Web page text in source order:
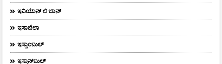
ಇವಿಯಾನ್‌ ಲಿ ಬಾನ್‌
ಇಸಾಬೆಲಾ
ಇಸ್ತಾಂಬುಲ್
ಇಸ್ತಾನ್‌ಬುಲ್‌